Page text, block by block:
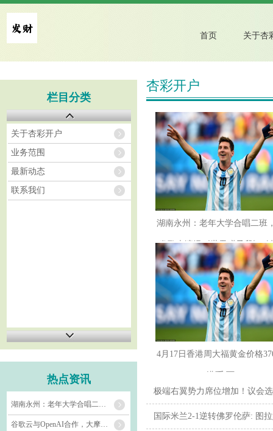
首页
栏目分类
关于杏彩开户
业务范围
最新动态
联系我们
热点资讯
湖南永州：老年大学合唱二班，银发歌声演绎《世界赠予我》_钟淑姣_声部_李平
谷歌云与OpenAI合作，大摩：这对谷歌投资者意义重大
杏彩开户
湖南永州：老年大学合唱二班
发歌声演绎《世界赠予我》_
4月17日香港周大福黄金价格
极端右翼势力席位增加！议会
国际米兰2-1逆转佛罗伦萨: 图